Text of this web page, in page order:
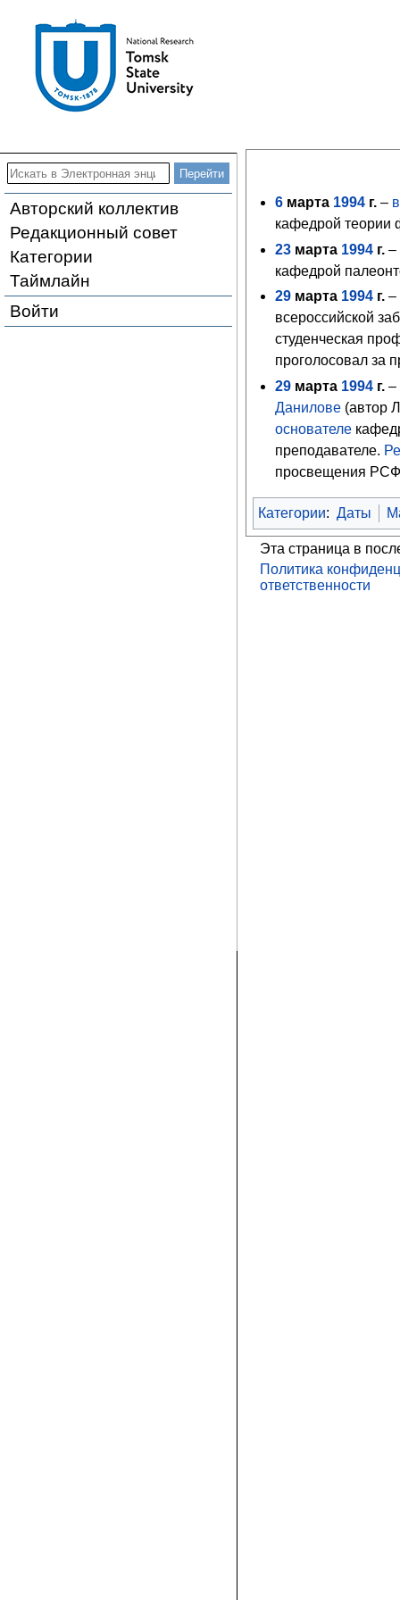
Авторский коллектив
Редакционный совет
Категории
Таймлайн
Войти
6 марта 1994 г. –
кафедрой теории
23 марта 1994 г. –
кафедрой
29 марта 1994 г. –
всероссийской
студенческая
проголосовал за
29 марта 1994 г. –
Данилове (автор
основателе
преподавателе.
просвещения
Категории: Даты
Эта страница в
Политика
ответственности